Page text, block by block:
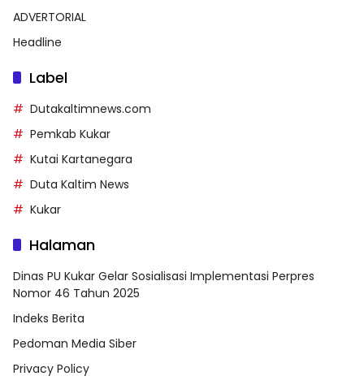
ADVERTORIAL
Headline
Label
Dutakaltimnews.com
Pemkab Kukar
Kutai Kartanegara
Duta Kaltim News
Kukar
Halaman
Dinas PU Kukar Gelar Sosialisasi Implementasi Perpres
Nomor 46 Tahun 2025
Indeks Berita
Pedoman Media Siber
Privacy Policy